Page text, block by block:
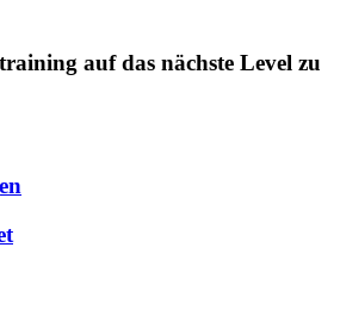
auf das nächste Level zu